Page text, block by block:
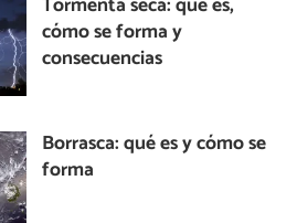
cómo se forma y
consecuencias
Borrasca: qué es y cómo se
forma